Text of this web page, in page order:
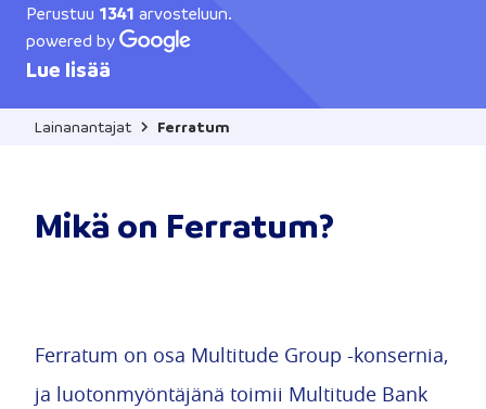
Perustuu 1341 arvosteluun.
powered by
Lue lisää
Lainanantajat Ferratum
Mikä on Ferratum?
Ferratum on osa Multitude Group -konsernia,
ja luotonmyöntäjänä toimii Multitude Bank